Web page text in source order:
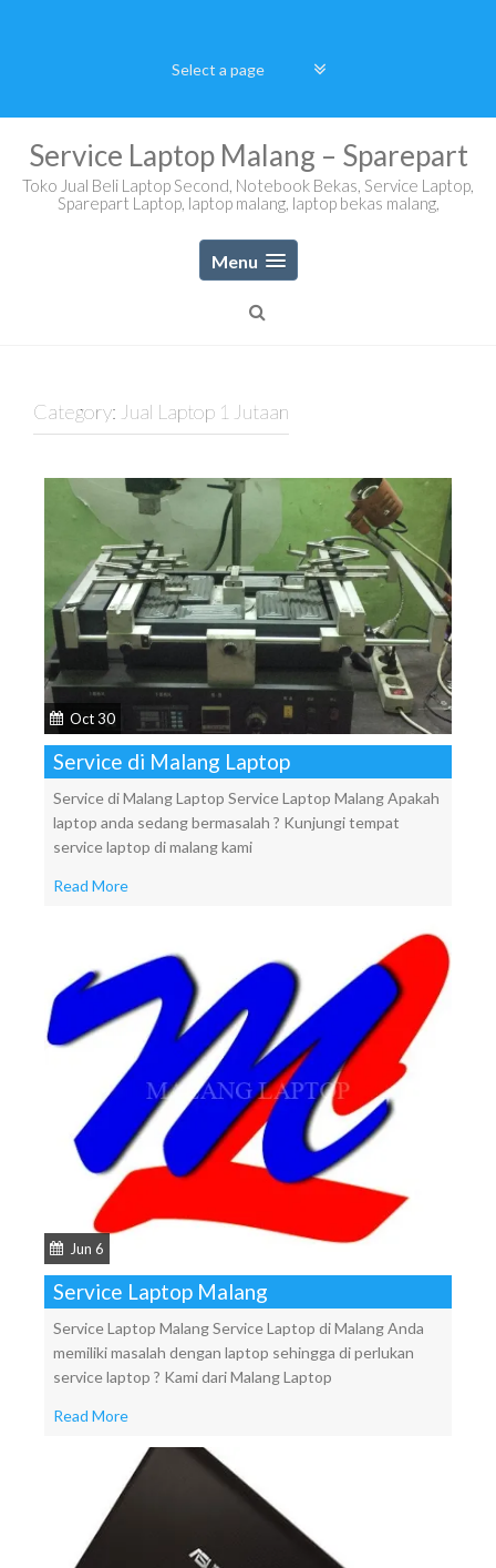
Service Laptop Malang – Sparepart
Toko Jual Beli Laptop Second, Notebook Bekas, Service Laptop,
Sparepart Laptop, laptop malang, laptop bekas malang,
Menu
Category: Jual Laptop 1 Jutaan
Oct 30
Service di Malang Laptop
Service di Malang Laptop Service Laptop Malang Apakah
laptop anda sedang bermasalah ? Kunjungi tempat
service laptop di malang kami
Read More
Jun 6
Service Laptop Malang
Service Laptop Malang Service Laptop di Malang Anda
memiliki masalah dengan laptop sehingga di perlukan
service laptop ? Kami dari Malang Laptop
Read More